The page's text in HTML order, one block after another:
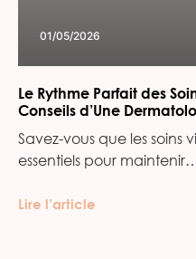
01/05/2026
Le Rythme Parfait des
Conseils d’Une
Savez-vous que les soins
essentiels pour
Lire l’article